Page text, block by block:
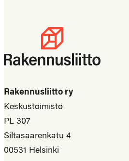
Rakennusliitto ry
Keskustoimisto
PL 307
Siltasaarenkatu 4
00531 Helsinki